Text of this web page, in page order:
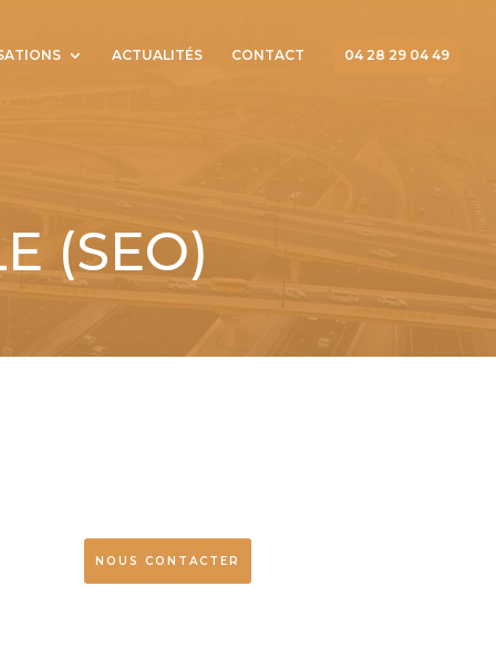
ACTUALITÉS CONTACT 04 28 29 04 49
(SEO)
NOUS CONTACTER